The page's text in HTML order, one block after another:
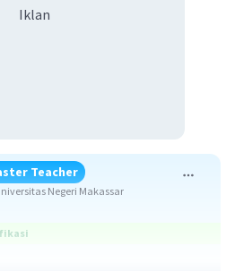
Iklan
Teacher
Negeri Makassar